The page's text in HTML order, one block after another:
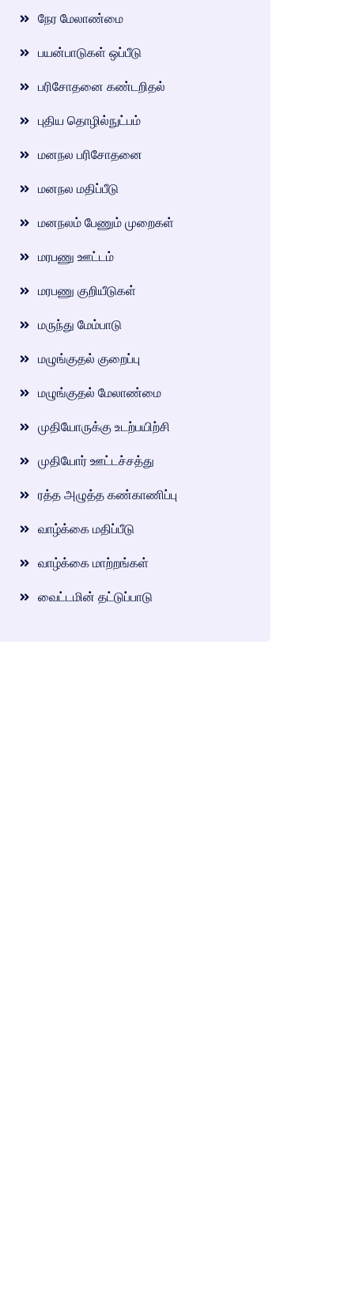
நேர மேலாண்மை
பயன்பாடுகள் ஒப்பீடு
பரிசோதனை கண்டறிதல்
புதிய தொழில்நுட்பம்
மனநல பரிசோதனை
மனநல மதிப்பீடு
மனநலம் பேணும் முறைகள்
மரபணு ஊட்டம்
மரபணு குறியீடுகள்
மருந்து மேம்பாடு
மழுங்குதல் குறைப்பு
மழுங்குதல் மேலாண்மை
முதியோருக்கு உடற்பயிற்சி
முதியோர் ஊட்டச்சத்து
ரத்த அழுத்த கண்காணிப்பு
வாழ்க்கை மதிப்பீடு
வாழ்க்கை மாற்றங்கள்
வைட்டமின் தட்டுப்பாடு